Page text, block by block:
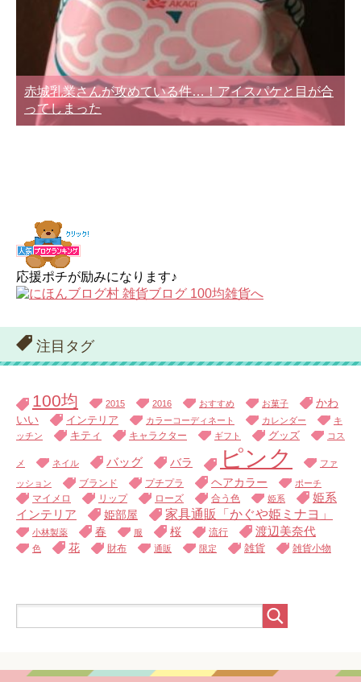
赤城乳業さんが攻めている件…！アイスパケと目が合
ってしまった
応援ポチが励みになります♪
注目タグ
100均 2015 2016 おすすめ お菓子
かわ
いい
インテリア カラーコーディネート カレンダー
キ
ッチン
キティ キャラクター ギフト グッズ コス
メ ネイル バッグ バラ ピンク ファ
ッション ブランド プチプラ ヘアカラー ポーチ
マイメロ リップ ローズ 合う色 姫系
姫系
インテリア
姫部屋 家具通販「かぐや姫ミナヨ」
小林製薬 春 服 桜 流行 渡辺美奈代
色 花 財布 通販 限定 雑貨 雑貨小物